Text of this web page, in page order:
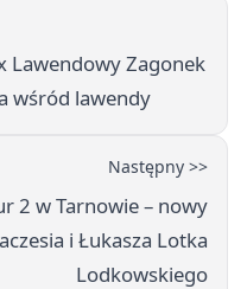
Lawendowy Zagonek
wśród lawendy
Następny >>
2 w Tarnowie – nowy
i Łukasza Lotka
Lodkowskiego